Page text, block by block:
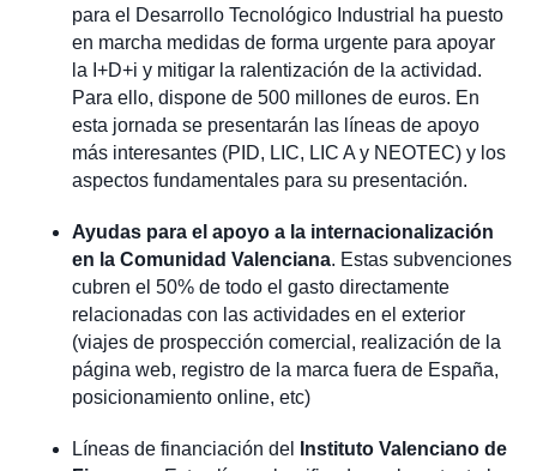
para el Desarrollo Tecnológico Industrial ha puesto
en marcha medidas de forma urgente para apoyar
la I+D+i y mitigar la ralentización de la actividad.
Para ello, dispone de 500 millones de euros. En
esta jornada se presentarán las líneas de apoyo
más interesantes (PID, LIC, LIC A y NEOTEC) y los
aspectos fundamentales para su presentación.
Ayudas para el apoyo a la internacionalización
en la Comunidad Valenciana. Estas subvenciones
cubren el 50% de todo el gasto directamente
relacionadas con las actividades en el exterior
(viajes de prospección comercial, realización de la
página web, registro de la marca fuera de España,
posicionamiento online, etc)
Líneas de financiación del
Instituto Valenciano de